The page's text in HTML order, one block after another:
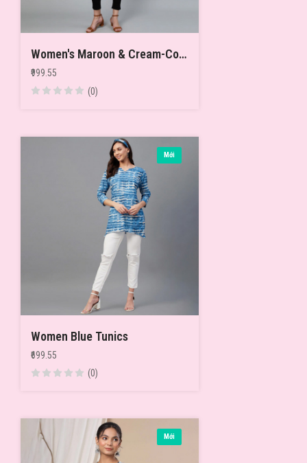
Women's Maroon & Cream-Coloured Printed Tunic
₹999.55
(0)
Mới
Women Blue Tunics
₹699.55
(0)
Mới